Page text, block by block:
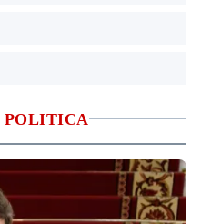
POLITICA